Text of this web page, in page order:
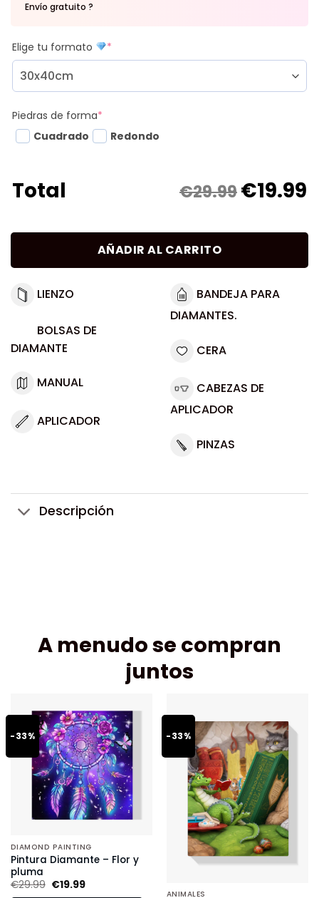
Envío gratuito ?
Elige tu formato *
Piedras de forma*
Cuadrado
Redondo
Total €29.99€19.99
AÑADIR AL CARRITO
LIENZO
BOLSAS DE
DIAMANTE
MANUAL
APLICADOR
BANDEJA PARA
DIAMANTES.
CERA
CABEZAS DE
APLICADOR
PINZAS
Descripción
A menudo se compran
juntos
-33%
DIAMOND PAINTING
Pintura Diamante – Flor y
pluma
€29.99 €19.99
-33%
ANIMALES